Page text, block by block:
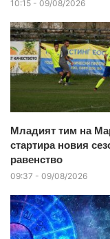
10:15 - 09/08/2026
Младият тим на
стартира новия
равенство
09:37 - 09/08/2026